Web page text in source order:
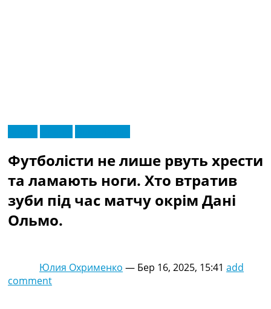
МенюНовини футболу
Відео
Новини футболу України
Футбольні трансфери
Останні коментарі
Конкурс прогнозів
Правила
Футболісти не лише рвуть хрести
та ламають ноги. Хто втратив
зуби під час матчу окрім Дані
Ольмо.
Юлия Охрименко — Бер 16, 2025, 15:41 add
comment